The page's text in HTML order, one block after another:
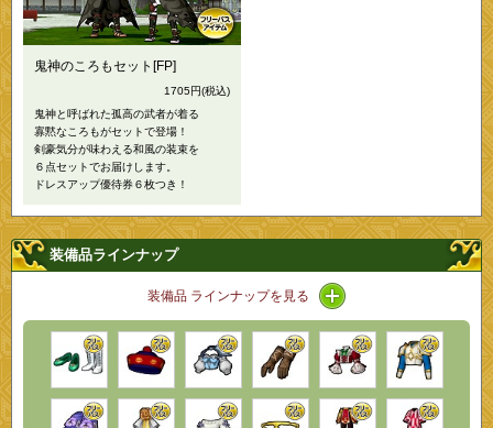
鬼神のころもセット[FP]
1705円(税込)
鬼神と呼ばれた孤高の武者が着る
寡黙なころもがセットで登場！
剣豪気分が味わえる和風の装束を
６点セットでお届けします。
ドレスアップ優待券６枚つき！
装備品ラインナップ
装備品 ラインナップを見る アイコン / ラインナッ